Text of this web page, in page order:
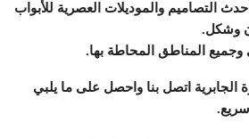
التصاميم والموديلات العصرية للأبواب
وشكل.
وجميع المناطق المحاطة بها.
اتصل بنا واحصل على ما يلبي